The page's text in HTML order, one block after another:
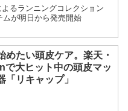
るランニングコレクション
ムが明日から発売開始
めたい頭皮ケア。楽天・
で大ヒット中の頭皮マッ
「リキャップ」